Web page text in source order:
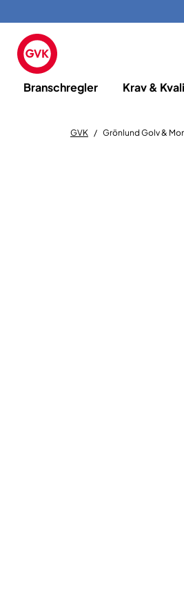
Branschregler Krav &
GVK Grönlund Golv &